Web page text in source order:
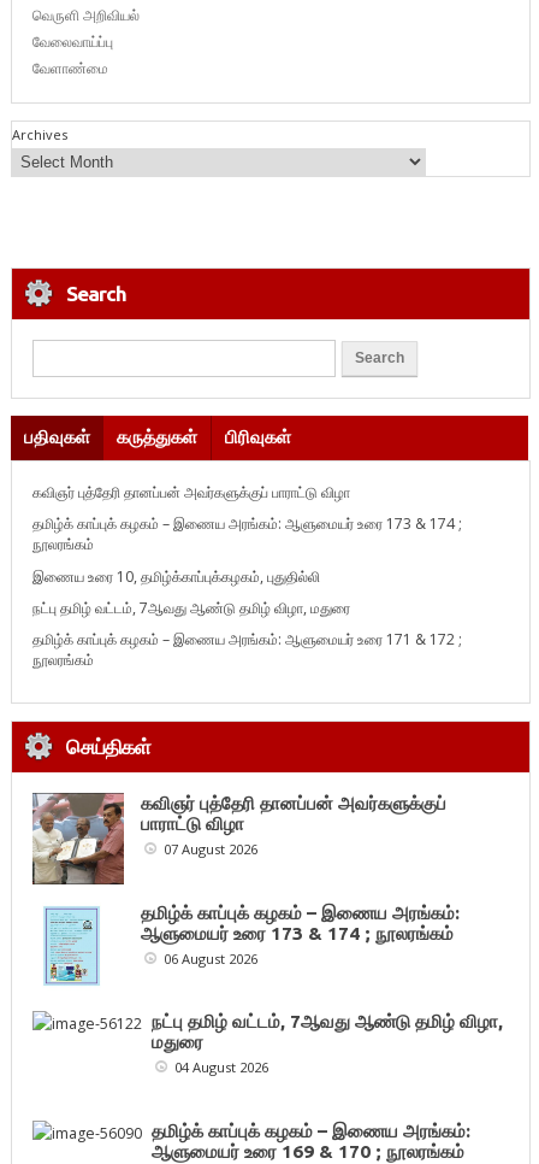
வெருளி அறிவியல்
வேலைவாய்ப்பு
வேளாண்மை
Archives
Search
பதிவுகள் கருத்துகள் பிரிவுகள்
கவிஞர் புத்தேரி தானப்பன் அவர்களுக்குப் பாராட்டு விழா
தமிழ்க் காப்புக் கழகம் – இணைய அரங்கம்: ஆளுமையர் உரை 173 & 174 ;
நூலரங்கம்
இணைய உரை 10, தமிழ்க்காப்புக்கழகம், புதுதில்லி
நட்பு தமிழ் வட்டம், 7ஆவது ஆண்டு தமிழ் விழா, மதுரை
தமிழ்க் காப்புக் கழகம் – இணைய அரங்கம்: ஆளுமையர் உரை 171 & 172 ;
நூலரங்கம்
செய்திகள்
கவிஞர் புத்தேரி தானப்பன் அவர்களுக்குப்
பாராட்டு விழா
07 August 2026
தமிழ்க் காப்புக் கழகம் – இணைய அரங்கம்:
ஆளுமையர் உரை 173 & 174 ; நூலரங்கம்
06 August 2026
நட்பு தமிழ் வட்டம், 7ஆவது ஆண்டு தமிழ் விழா,
மதுரை
04 August 2026
தமிழ்க் காப்புக் கழகம் – இணைய அரங்கம்:
ஆளுமையர் உரை 169 & 170 ; நூலரங்கம்